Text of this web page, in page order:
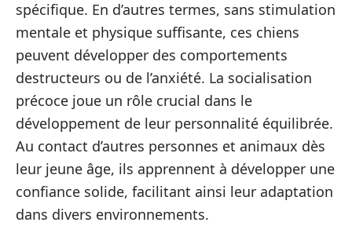
spécifique. En d’autres termes, sans stimulation
mentale et physique suffisante, ces chiens
peuvent développer des comportements
destructeurs ou de l’anxiété. La socialisation
précoce joue un rôle crucial dans le
développement de leur personnalité équilibrée.
Au contact d’autres personnes et animaux dès
leur jeune âge, ils apprennent à développer une
confiance solide, facilitant ainsi leur adaptation
dans divers environnements.